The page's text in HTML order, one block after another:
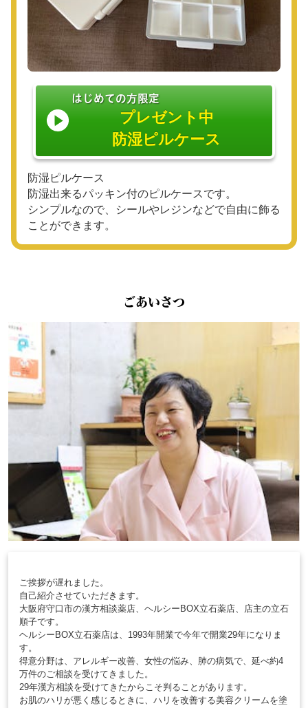
はじめての方限定
プレゼント中
防湿ピルケース
防湿ピルケース
防湿出来るパッキン付のピルケースです。
シンプルなので、シールやレジンなどで自由に飾る
ことができます。
ごあいさつ
ご挨拶が遅れました。
自己紹介させていただきます。
大阪府守口市の漢方相談薬店、ヘルシーBOX立石薬店、店主の立石
順子です。
ヘルシーBOX立石薬店は、1993年開業で今年で開業29年になりま
す。
得意分野は、アレルギー改善、女性の悩み、肺の病気で、延べ約4
万件のご相談を受けてきました。
29年漢方相談を受けてきたからこそ判ることがあります。
お肌のハリが悪く感じるときに、ハリを改善する美容クリームを塗